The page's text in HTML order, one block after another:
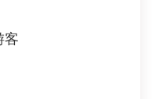
客